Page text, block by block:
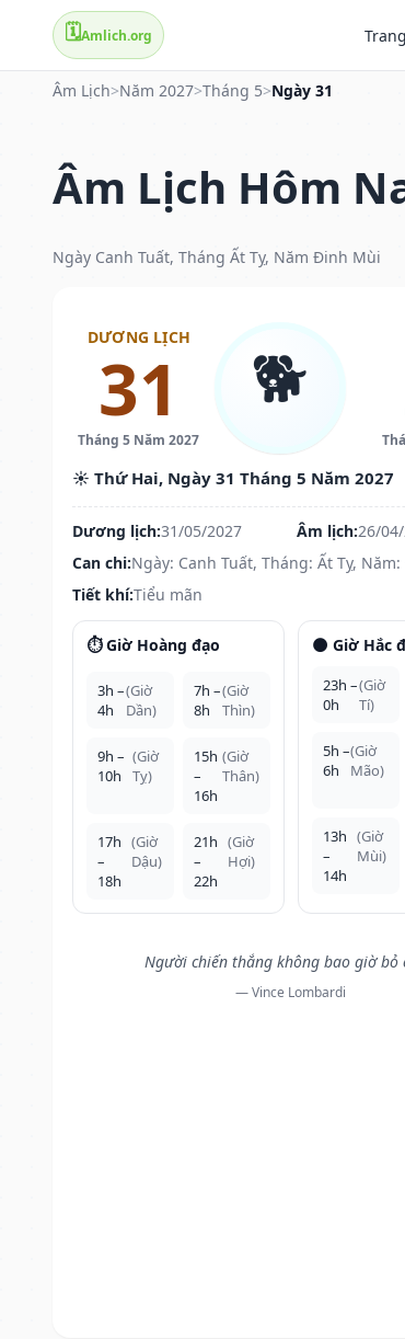
🗓️Amlich.org
Âm Lịch>Năm 2027>Tháng 5>Ngày 31
Âm Lịch Hôm
Ngày Canh Tuất, Tháng Ất Tỵ, Năm Đinh Mùi
DƯƠNG LỊCH
31
Tháng 5 Năm 2027
🐕
☀️ Thứ Hai, Ngày 31 Tháng 5 Năm 2027
Dương lịch:31/05/2027 Âm lịch:26/
Can chi:Ngày: Canh Tuất, Tháng: Ất Tỵ,
Tiết khí:Tiểu mãn
⏱️ Giờ Hoàng đạo
3h –
4h
(Giờ
Dần)
7h –
8h
(Giờ
Thìn)
9h –
10h
(Giờ
Tỵ)
15h
–
16h
(Giờ
Thân)
17h
–
18h
(Giờ
Dậu)
21h
–
22h
(Giờ
Hợi)
🌑 Giờ Hắc
23h –
0h
(Giờ
Tí)
5h –
6h
(Giờ
Mão)
13h
–
14h
(Giờ
Mùi)
Người chiến thắng không bao giờ bỏ
— Vince Lombardi